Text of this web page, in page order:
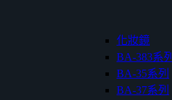
化妝鏡
BA-383系列
BA-35系列
BA-37系列